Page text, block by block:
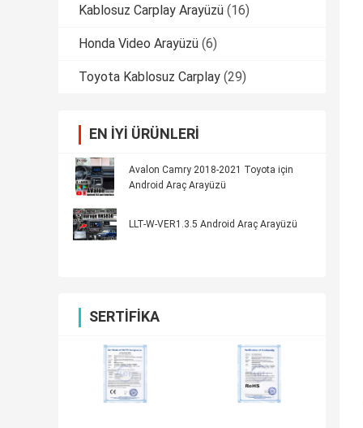
Kablosuz Carplay Arayüzü (16)
Honda Video Arayüzü (6)
Toyota Kablosuz Carplay (29)
EN IYI ÜRÜNLERI
Avalon Camry 2018-2021 Toyota için
Android Araç Arayüzü
LLT-W-VER1.3.5 Android Araç Arayüzü
SERTIFIKA